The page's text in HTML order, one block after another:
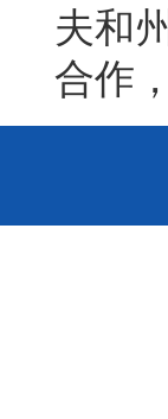
夫和
合作